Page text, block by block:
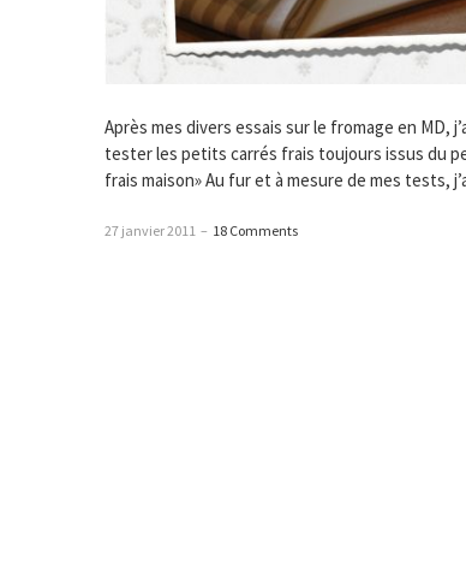
Après mes divers essais sur le fromage en MD,
tester les petits carrés frais toujours issus du
frais maison» Au fur et à mesure de mes tests,
27 janvier 2011 – 18 Comments